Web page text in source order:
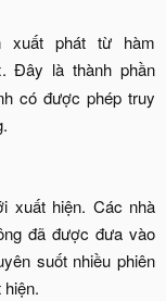
xuất phát từ hàm
Đây là thành phần
có được phép truy
xuất hiện. Các nhà
đã được đưa vào
suốt nhiều phiên